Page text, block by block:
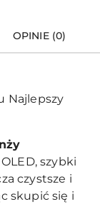
OPINIE (0)
Najlepszy
szybki
czystsze i
skupić się i